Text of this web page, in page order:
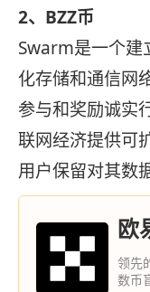
2、BZZ币
Swarm是一个建
化存储和通信网
参与和奖励诚实
联网经济提供可
用户保留对其数
欧
领先
数币